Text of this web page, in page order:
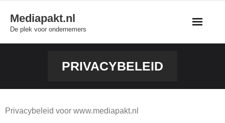
content
Mediapakt.nl
De plek voor ondernemers
PRIVACYBELEID
Privacybeleid voor www.mediapakt.nl